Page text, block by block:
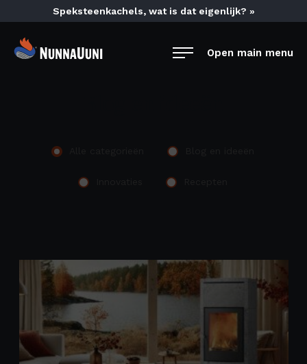
content
Speksteenkachels, wat is dat eigenlijk? »
NunnaUuni
Open main menu